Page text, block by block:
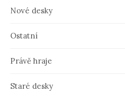
Nové desky
Ostatní
Právě hraje
Staré desky